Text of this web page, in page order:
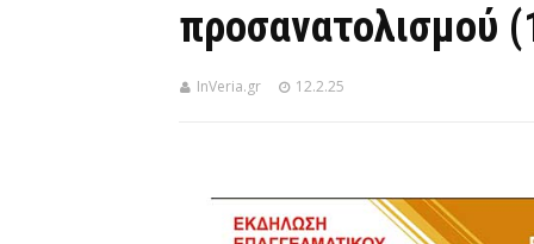
προσανατολισμού
InVeria.gr 12.2.25